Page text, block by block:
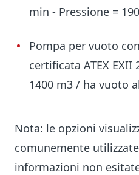
min - Pressione =
Pompa per vuoto
certificata ATEX
1400 m3 / ha vuoto
Nota: le opzioni
comunemente
informazioni non